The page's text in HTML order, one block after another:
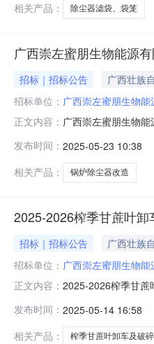
相关产品：
除尘器滤袋、袋笼
广西崇左蜜朋生物能源
招标｜招标公告 广西壮族
招标单位： 广西崇左蜜朋生物能
正文内容： 广西崇左蜜朋生物
2025年5月26日下
发布时间： 2025-05-23 10:38
相关产品：
锅炉除尘器改造
2025-2026榨季甘蔗叶
招标｜招标公告 广西壮族
招标单位： 广西崇左蜜朋生物能
正文内容： 2025-2026榨季甘蔗
关内容公告如下：1
12:0
发布时间： 2025-05-14 16:58
相关产品：
榨季甘蔗叶卸车及破